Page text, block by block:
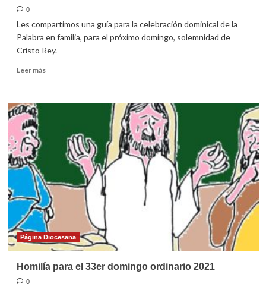
0
Les compartimos una guía para la celebración dominical de la
Palabra en familia, para el próximo domingo, solemnidad de
Cristo Rey.
Leer másLeer
Guía
celebración
dominical
(21
de
noviembre
de
2021)
Página Diocesana
Homilía para el 33er domingo ordinario 2021
0